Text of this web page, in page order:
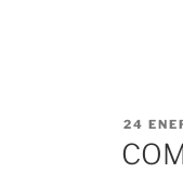
EL
24